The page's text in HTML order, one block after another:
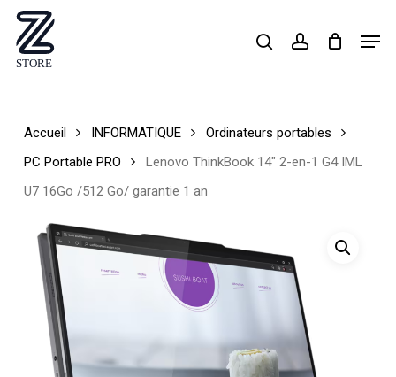
Skip
main
searchaccount
Accueil INFORMATIQUE
Ordinateurs portables
PC Portable PRO
Lenovo ThinkBook 14″ 2-en-1 G4 IML
U7 16Go /512 Go/ garantie 1 an